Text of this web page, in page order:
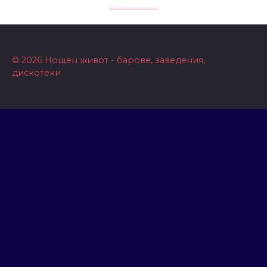
© 2026 Нощен живот - барове, заведения,
дискотеки